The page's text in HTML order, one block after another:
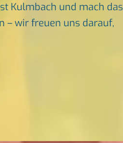
Kulmbach und mach das
– wir freuen uns darauf,